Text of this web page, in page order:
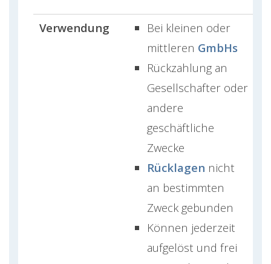
Verwendung
Bei kleinen oder
mittleren GmbHs
Rückzahlung an
Gesellschafter oder
andere
geschäftliche
Zwecke
Rücklagen nicht
an bestimmten
Zweck gebunden
Können jederzeit
aufgelöst und frei